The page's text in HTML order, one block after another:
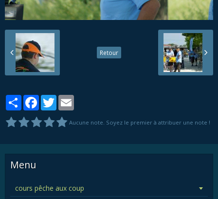
Retour
PartagerFacebook
Twitter
Aucune note. Soyez le premier à attribuer une note !
Menu
cours pêche aux coup